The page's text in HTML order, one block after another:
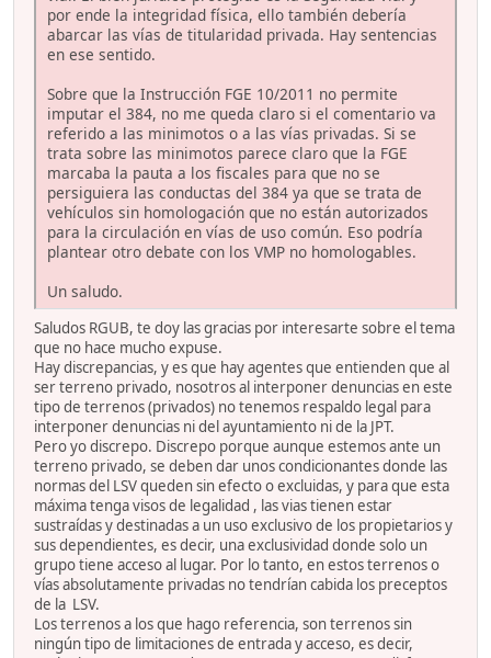
por ende la integridad física, ello también debería
abarcar las vías de titularidad privada. Hay sentencias
en ese sentido.
Sobre que la Instrucción FGE 10/2011 no permite
imputar el 384, no me queda claro si el comentario va
referido a las minimotos o a las vías privadas. Si se
trata sobre las minimotos parece claro que la FGE
marcaba la pauta a los fiscales para que no se
persiguiera las conductas del 384 ya que se trata de
vehículos sin homologación que no están autorizados
para la circulación en vías de uso común. Eso podría
plantear otro debate con los VMP no homologables.
Un saludo.
Saludos RGUB, te doy las gracias por interesarte sobre el tema
que no hace mucho expuse.
Hay discrepancias, y es que hay agentes que entienden que al
ser terreno privado, nosotros al interponer denuncias en este
tipo de terrenos (privados) no tenemos respaldo legal para
interponer denuncias ni del ayuntamiento ni de la JPT.
Pero yo discrepo. Discrepo porque aunque estemos ante un
terreno privado, se deben dar unos condicionantes donde las
normas del LSV queden sin efecto o excluidas, y para que esta
máxima tenga visos de legalidad , las vias tienen estar
sustraídas y destinadas a un uso exclusivo de los propietarios y
sus dependientes, es decir, una exclusividad donde solo un
grupo tiene acceso al lugar. Por lo tanto, en estos terrenos o
vías absolutamente privadas no tendrían cabida los preceptos
de la LSV.
Los terrenos a los que hago referencia, son terrenos sin
ningún tipo de limitaciones de entrada y acceso, es decir,